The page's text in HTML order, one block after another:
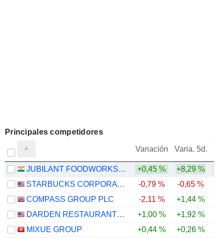
Principales competidores
Variación Varia. 5d.
JUBILANT FOODWORKS LIMITED +0,45 % +8,29 %
STARBUCKS CORPORATION
-0,79 % -0,65 %
COMPASS GROUP PLC
-2,11 % +1,44 %
DARDEN RESTAURANTS, INC.
+1,00 % +1,92 %
MIXUE GROUP
+0,44 % +0,26 %